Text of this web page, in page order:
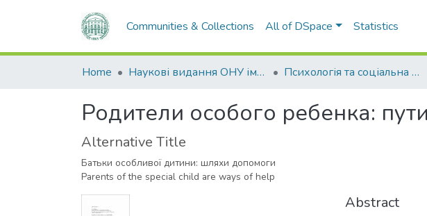
Communities & Collections All of DSpace Statistics
Home Наукові видання ОНУ імені І. І. Мечникова Психологія та соціальна робота
Родители особого ребенка:
Alternative Title
Батьки особливої дитини: шляхи допомоги
Parents of the special child are ways of help
Abstract